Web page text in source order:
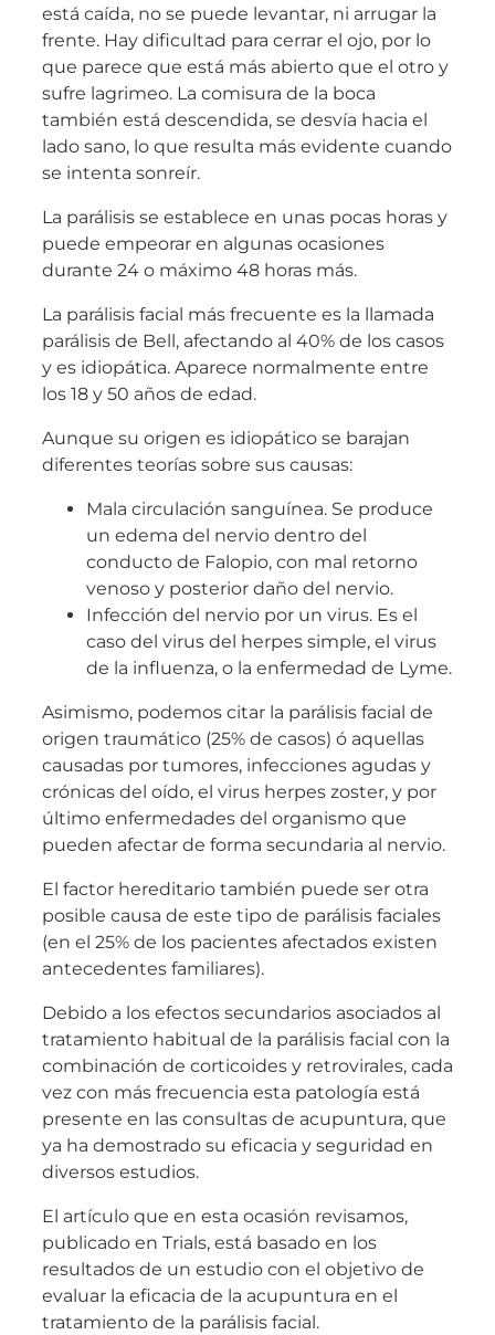
está caída, no se puede levantar, ni arrugar la
frente. Hay dificultad para cerrar el ojo, por lo
que parece que está más abierto que el otro y
sufre lagrimeo. La comisura de la boca
también está descendida, se desvía hacia el
lado sano, lo que resulta más evidente cuando
se intenta sonreír.
La parálisis se establece en unas pocas horas y
puede empeorar en algunas ocasiones
durante 24 o máximo 48 horas más.
La parálisis facial más frecuente es la llamada
parálisis de Bell, afectando al 40% de los casos
y es idiopática. Aparece normalmente entre
los 18 y 50 años de edad.
Aunque su origen es idiopático se barajan
diferentes teorías sobre sus causas:
Mala circulación sanguínea. Se produce
un edema del nervio dentro del
conducto de Falopio, con mal retorno
venoso y posterior daño del nervio.
Infección del nervio por un virus. Es el
caso del virus del herpes simple, el virus
de la influenza, o la enfermedad de Lyme.
Asimismo, podemos citar la parálisis facial de
origen traumático (25% de casos) ó aquellas
causadas por tumores, infecciones agudas y
crónicas del oído, el virus herpes zoster, y por
último enfermedades del organismo que
pueden afectar de forma secundaria al nervio.
El factor hereditario también puede ser otra
posible causa de este tipo de parálisis faciales
(en el 25% de los pacientes afectados existen
antecedentes familiares).
Debido a los efectos secundarios asociados al
tratamiento habitual de la parálisis facial con la
combinación de corticoides y retrovirales, cada
vez con más frecuencia esta patología está
presente en las consultas de acupuntura, que
ya ha demostrado su eficacia y seguridad en
diversos estudios.
El artículo que en esta ocasión revisamos,
publicado en Trials, está basado en los
resultados de un estudio con el objetivo de
evaluar la eficacia de la acupuntura en el
tratamiento de la parálisis facial.